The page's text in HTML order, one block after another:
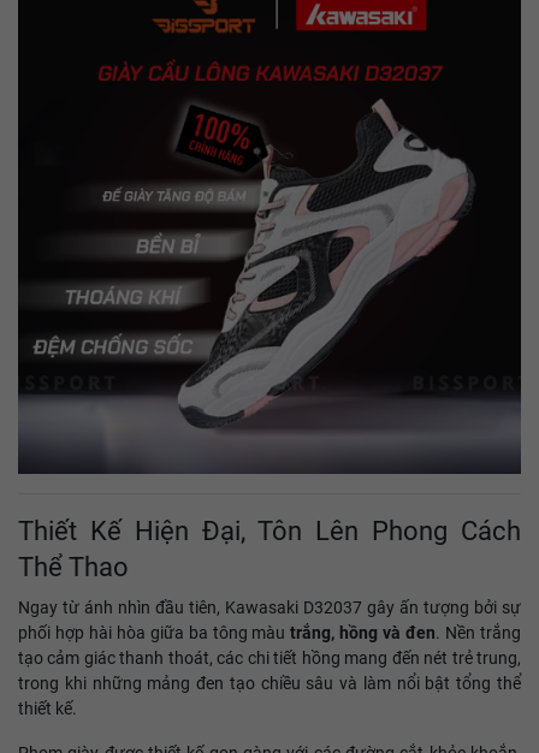
Thiết Kế Hiện Đại, Tôn Lên Phong Cách
Thể Thao
Ngay từ ánh nhìn đầu tiên, Kawasaki D32037 gây ấn tượng bởi sự
phối hợp hài hòa giữa ba tông màutrắng, hồng và đen. Nền trắng
tạo cảm giác thanh thoát, các chi tiết hồng mang đến nét trẻ trung,
trong khi những mảng đen tạo chiều sâu và làm nổi bật tổng thể
thiết kế.